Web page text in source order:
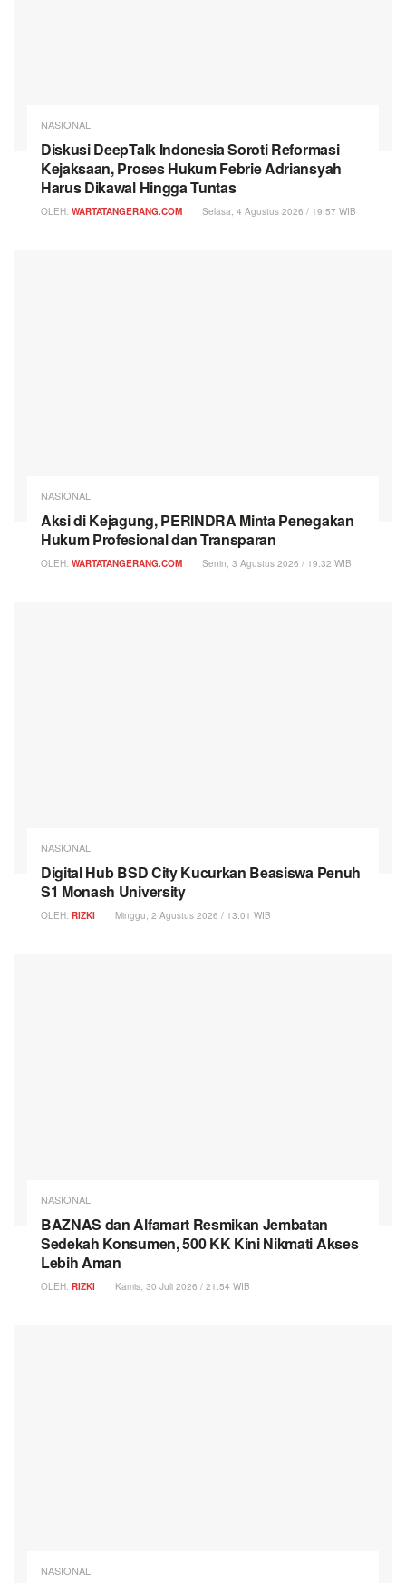
NASIONAL
Diskusi DeepTalk Indonesia Soroti Reformasi
Kejaksaan, Proses Hukum Febrie Adriansyah
Harus Dikawal Hingga Tuntas
OLEH: WARTATANGERANG.COM Selasa, 4 Agustus 2026 / 19:57 WIB
NASIONAL
Aksi di Kejagung, PERINDRA Minta Penegakan
Hukum Profesional dan Transparan
OLEH: WARTATANGERANG.COM Senin, 3 Agustus 2026 / 19:32 WIB
NASIONAL
Digital Hub BSD City Kucurkan Beasiswa Penuh
S1 Monash University
OLEH: RIZKI Minggu, 2 Agustus 2026 / 13:01 WIB
NASIONAL
BAZNAS dan Alfamart Resmikan Jembatan
Sedekah Konsumen, 500 KK Kini Nikmati Akses
Lebih Aman
OLEH: RIZKI Kamis, 30 Juli 2026 / 21:54 WIB
NASIONAL